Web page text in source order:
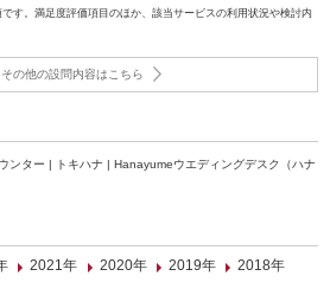
す。満足度評価項目のほか、該当サービスの利用状況や検討内
の他の設問内容はこちら
ンター | トキハナ | Hanayumeウエディングデスク（ハナ
2021年 2020年 2019年
2018年